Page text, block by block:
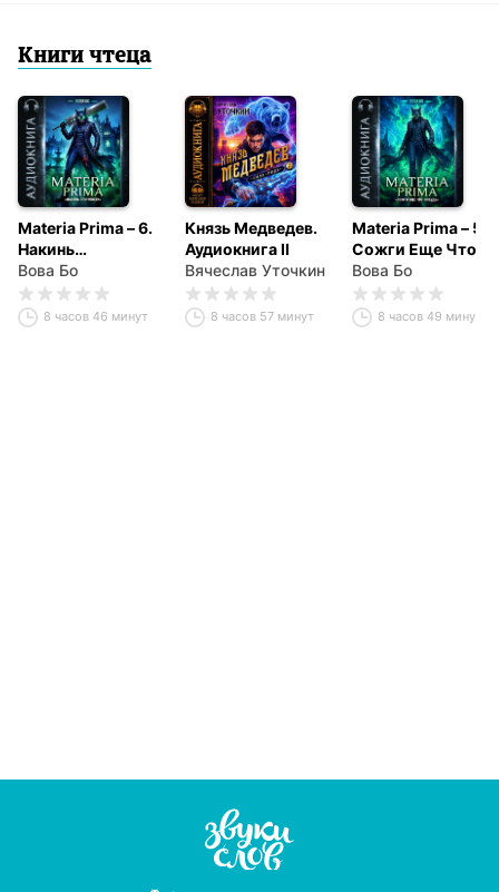
Книги чтеца
Materia Prima – 6.
Накинь
Эпичности
Вова Бо
8 часов 46 минут
Князь Медведев.
Аудиокнига II
Вячеслав Уточкин
8 часов 57 минут
Materia Prima – 5.
Сожги Еще Что-
Нибудь
Вова Бо
8 часов 49 минут